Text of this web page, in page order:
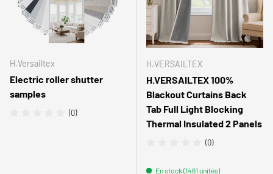
H.Versailtex
Electric roller shutter
samples
(0)
H.VERSAILTEX
H.VERSAILTEX 100%
Blackout Curtains Back
Tab Full Light Blocking
Thermal Insulated 2 Panels
(0)
En stock (1461 unités)